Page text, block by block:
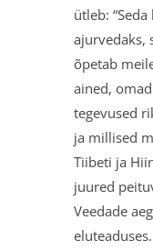
ütleb:
ajurvedaks,
õpetab
ained,
tegevused
ja millised
Tiibeti ja
juured
Veedade